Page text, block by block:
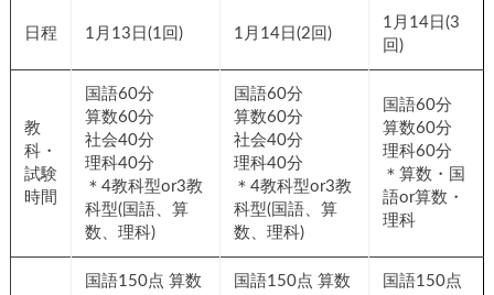
日程 1月13日(1回) 1月14日(2回)
1月14日(3
回)
教
科・
試験
時間
国語60分
算数60分
社会40分
理科40分
＊4教科型or3教
科型(国語、算
数、理科)
国語60分
算数60分
社会40分
理科40分
＊4教科型or3教
科型(国語、算
数、理科)
国語60分
算数60分
理科60分
＊算数・国
語or算数・
理科
国語150点 算数
国語150点 算数
国語150点